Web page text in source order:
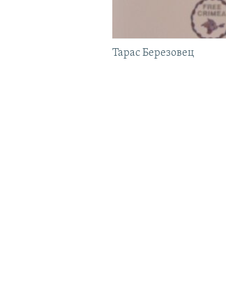
Тарас Березовец